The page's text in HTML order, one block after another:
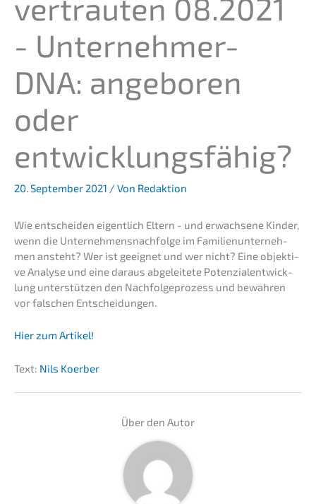
ver­trau­ten 08.2021
- Unter­neh­mer-
DNA: angebo­ren
oder
entwicklungsfähig?
20. September 2021 / Von Redaktion
Wie entschei­den eigent­lich Eltern - und erwach­se­ne Kinder,
wenn die Unternehmens­nachfolge im Famili­en­un­ter­neh­
men ansteht? Wer ist geeig­net und wer nicht? Eine objek­ti­
ve Analy­se und eine daraus abgelei­te­te Poten­zi­al­ent­wick­
lung unter­stüt­zen den Nachfol­ge­pro­zess und bewah­ren
vor falschen Entscheidungen.
Hier zum Artikel!
Text: Nils Koerber
Über den Autor